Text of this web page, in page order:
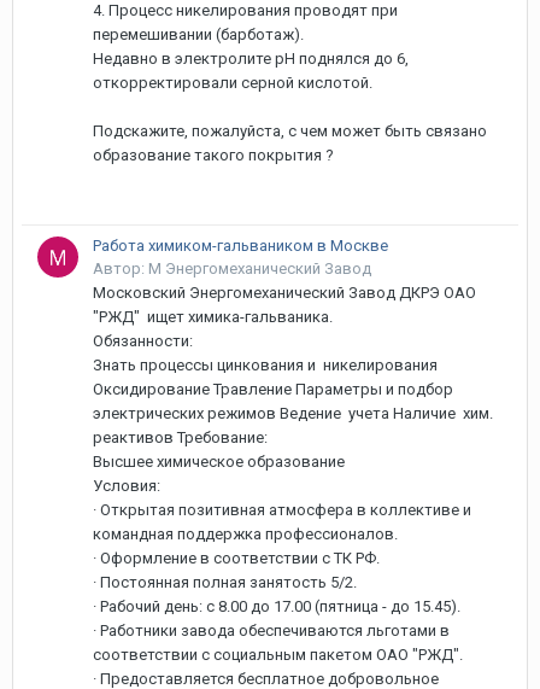
4. Процесс никелирования проводят при
перемешивании (барботаж).
Недавно в электролите рН поднялся до 6,
откорректировали серной кислотой.
Подскажите, пожалуйста, с чем может быть связано
образование такого покрытия ?
Работа химиком-гальваником в Москве
Автор: М Энергомеханический Завод
Московский Энергомеханический Завод ДКРЭ ОАО
"РЖД" ищет химика-гальваника.
Обязанности:
Знать процессы цинкования и никелирования
Оксидирование Травление Параметры и подбор
электрических режимов Ведение учета Наличие хим.
реактивов Требование:
Высшее химическое образование
Условия:
· Открытая позитивная атмосфера в коллективе и
командная поддержка профессионалов.
· Оформление в соответствии c ТК РФ.
· Постоянная полная занятость 5/2.
· Рабочий день: с 8.00 до 17.00 (пятница - до 15.45).
· Работники завода обеспечиваются льготами в
соответствии с социальным пакетом ОАО "РЖД".
· Предоставляется бесплатное добровольное